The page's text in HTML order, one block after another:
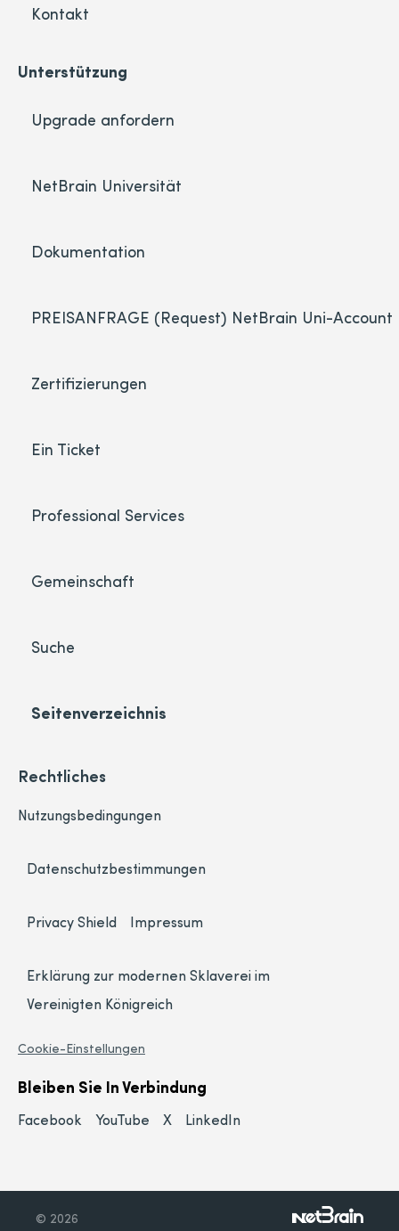
Kontakt
Unterstützung
Upgrade anfordern
NetBrain Universität
Dokumentation
PREISANFRAGE (Request) NetBrain Uni-Account
Zertifizierungen
Ein Ticket
Professional Services
Gemeinschaft
Suche
Seitenverzeichnis
Rechtliches
Nutzungsbedingungen
Datenschutzbestimmungen
Privacy Shield Impressum
Erklärung zur modernen Sklaverei im
Vereinigten Königreich
Cookie-Einstellungen
Bleiben Sie In Verbindung
Facebook YouTube X LinkedIn
© 2026